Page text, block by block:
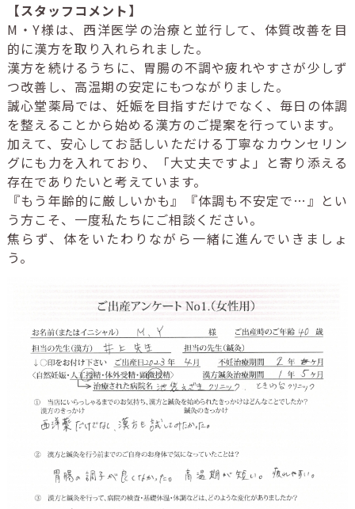
【スタッフコメント】
M・Y様は、西洋医学の治療と並行して、体質改善を目
的に漢方を取り入れられました。
漢方を続けるうちに、胃腸の不調や疲れやすさが少しず
つ改善し、高温期の安定にもつながりました。
誠心堂薬局では、妊娠を目指すだけでなく、毎日の体調
を整えることから始める漢方のご提案を行っています。
加えて、安心してお話しいただける丁寧なカウンセリン
グにも力を入れており、「大丈夫ですよ」と寄り添える
存在でありたいと考えています。
『もう年齢的に厳しいかも』『体調も不安定で…』とい
う方こそ、一度私たちにご相談ください。
焦らず、体をいたわりながら一緒に進んでいきましょ
う。